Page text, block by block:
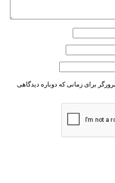
برای زمانی که دوباره دیدگاهی